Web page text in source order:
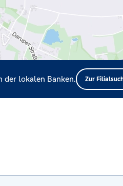
der lokalen Banken. Zur